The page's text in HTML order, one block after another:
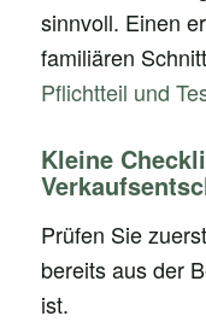
sinnvoll. Einen
familiären
Pflichtteil und
Kleine
Prüfen Sie
bereits aus der
ist.